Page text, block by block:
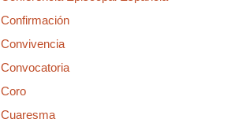
Confirmación
Convivencia
Convocatoria
Coro
Cuaresma